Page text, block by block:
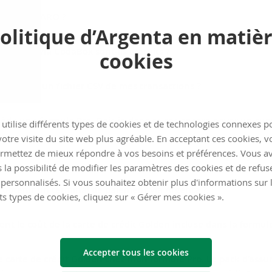
d’Argenta en
cookies
différents types de cookies et de technologies connexes
visite du site web plus agréable. En acceptant ces cookies,
de mieux répondre à vos besoins et préférences. Vous
la possibilité de modifier les paramètres des cookies et de
Si vous souhaitez obtenir plus d'informations sur
types de cookies, cliquez sur « Gérer mes cookies ».
Accepter tous les cookies
et CARO via CodaBox sont-ils gratuits ?
une formule Pro. Dois-je dans ce cas encore payer un
formule Pro. Combien de cartes de crédit (Golden) puis-je
obtenir un terminal de paiement via Argenta ?
carte de crédit Golden chez mon formule Pro. Le pack